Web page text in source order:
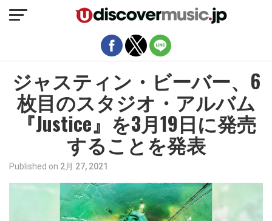
ジャスティン・ビーバー、6
枚目のスタジオ・アルバム
『Justice』を3月19日に発売
することを発表
Published on 2月 27, 2021
モバイルバージョンを終了